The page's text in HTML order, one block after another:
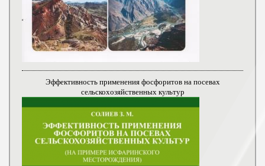
Эффективность применения фосфоритов на посевах
сельскохозяйственных культур